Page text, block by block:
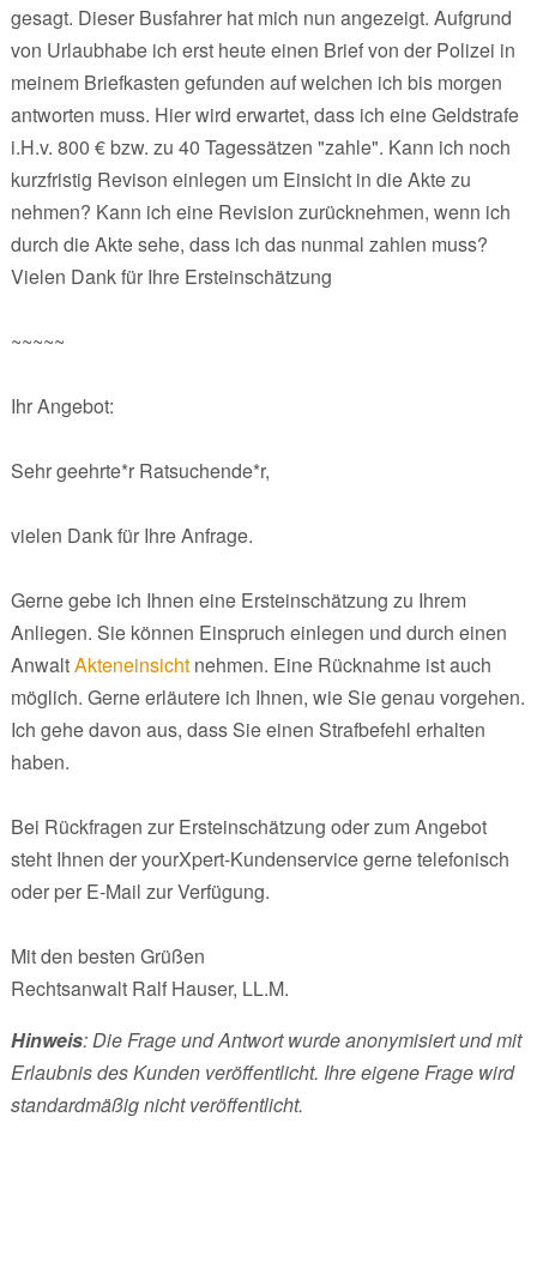
gesagt. Dieser Busfahrer hat mich nun angezeigt. Aufgrund
von Urlaubhabe ich erst heute einen Brief von der Polizei in
meinem Briefkasten gefunden auf welchen ich bis morgen
antworten muss. Hier wird erwartet, dass ich eine Geldstrafe
i.H.v. 800 € bzw. zu 40 Tagessätzen "zahle". Kann ich noch
kurzfristig Revison einlegen um Einsicht in die Akte zu
nehmen? Kann ich eine Revision zurücknehmen, wenn ich
durch die Akte sehe, dass ich das nunmal zahlen muss?
Vielen Dank für Ihre Ersteinschätzung
~~~~~
Ihr Angebot:
Sehr geehrte*r Ratsuchende*r,
vielen Dank für Ihre Anfrage.
Gerne gebe ich Ihnen eine Ersteinschätzung zu Ihrem
Anliegen. Sie können Einspruch einlegen und durch einen
AnwaltAkteneinsichtnehmen. Eine Rücknahme ist auch
möglich. Gerne erläutere ich Ihnen, wie Sie genau vorgehen.
Ich gehe davon aus, dass Sie einen Strafbefehl erhalten
haben.
Bei Rückfragen zur Ersteinschätzung oder zum Angebot
steht Ihnen der yourXpert-Kundenservice gerne telefonisch
oder per E-Mail zur Verfügung.
Mit den besten Grüßen
Rechtsanwalt Ralf Hauser, LL.M.
Hinweis: Die Frage und Antwort wurde anonymisiert und mit
Erlaubnis des Kunden veröffentlicht. Ihre eigene Frage wird
standardmäßig nicht veröffentlicht.